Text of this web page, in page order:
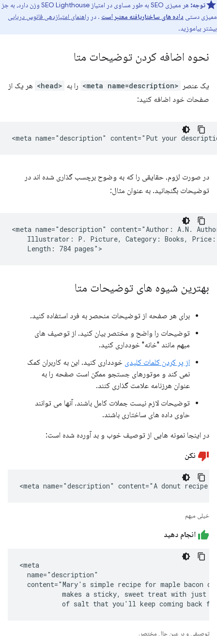
توجه:
هر ممیزی SEO به طور مساوی در امتیاز SEO Lighthouse وزن دارد، به جز
ممیزی دستی داده های ساختاریافته معتبر است . در راهنمای امتیازدهی فانوس دریایی
بیشتر بیاموزید.
نحوه اضافه کردن توضیحات متا
یک عنصر <meta name=description> را به <head>
هر یک از
صفحات خود اضافه کنید:
در صورت لزوم، حقایقی را که به وضوح برچسب گذاری شده اند در
توضیحات بگنجانید. به عنوان مثال:
<meta name="description" content="Author: A.N.
Illustrator: P. Picture, Category: Books,
بهترین شیوه های توضیحات متا
برای هر صفحه از توضیحات منحصر به فرد استفاده کنید.
توضیحات را واضح و مختصر بیان کنید. از توصیف های
مبهم مانند "خانه" خودداری کنید.
از پر کردن کلمات کلیدی خودداری کنید. این به کاربران کمک
نمی کند و موتورهای جستجو ممکن است صفحه را به
عنوان هرزنامه علامت گذاری کنند.
توضیحات لازم نیست جملات کامل باشند. آنها می توانند
حاوی داده های ساختاری باشند.
در اینجا نمونه هایی از توصیف خوب و بد آورده شده است:
نکن
<meta name="description" content="A donut
خیلی مبهم
انجام دهید
<meta
  name="description"
content="Mary's simple recipe for maple bacon
makes a sticky, sweet treat with just a
of salt that you'll keep coming back
توصیفی و در عین حال مختصر.